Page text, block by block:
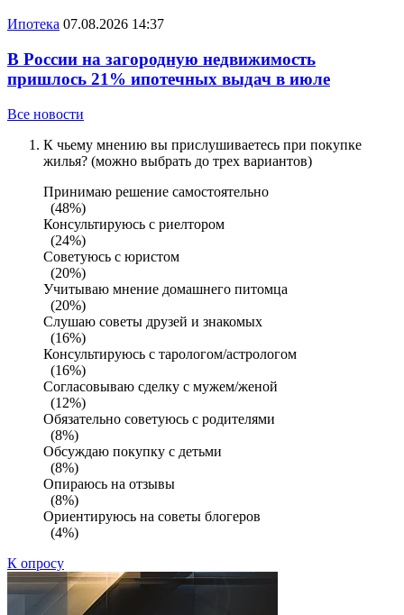
Ипотека 07.08.2026 14:37
В России на загородную недвижимость
пришлось 21% ипотечных выдач в июле
Все новости
К чьему мнению вы прислушиваетесь при покупке
жилья? (можно выбрать до трех вариантов)
Принимаю решение самостоятельно
(48%)
Консультируюсь с риелтором
(24%)
Советуюсь с юристом
(20%)
Учитываю мнение домашнего питомца
(20%)
Слушаю советы друзей и знакомых
(16%)
Консультируюсь с тарологом/астрологом
(16%)
Согласовываю сделку с мужем/женой
(12%)
Обязательно советуюсь с родителями
(8%)
Обсуждаю покупку с детьми
(8%)
Опираюсь на отзывы
(8%)
Ориентируюсь на советы блогеров
(4%)
К опросу